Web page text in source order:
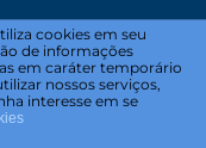
cookies em seu
de informações
em caráter temporário
nossos serviços,
interesse em se